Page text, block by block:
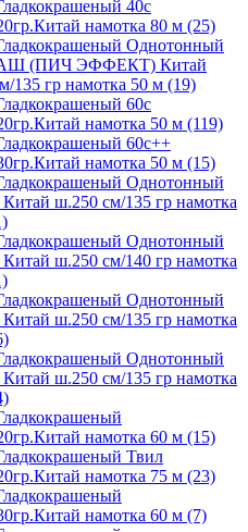
40с
намотка 80 м (25)
Однотонный
(ПИЧ ЭФФЕКТ) Китай
135 гр намотка 50 м (19)
60с
намотка 50 м (119)
60с++
намотка 50 м (15)
Однотонный
ш.250 см/135 гр намотка
Однотонный
ш.250 см/140 гр намотка
Однотонный
ш.250 см/135 гр намотка
Однотонный
ш.250 см/135 гр намотка
намотка 60 м (15)
Твил
намотка 75 м (23)
намотка 60 м (7)